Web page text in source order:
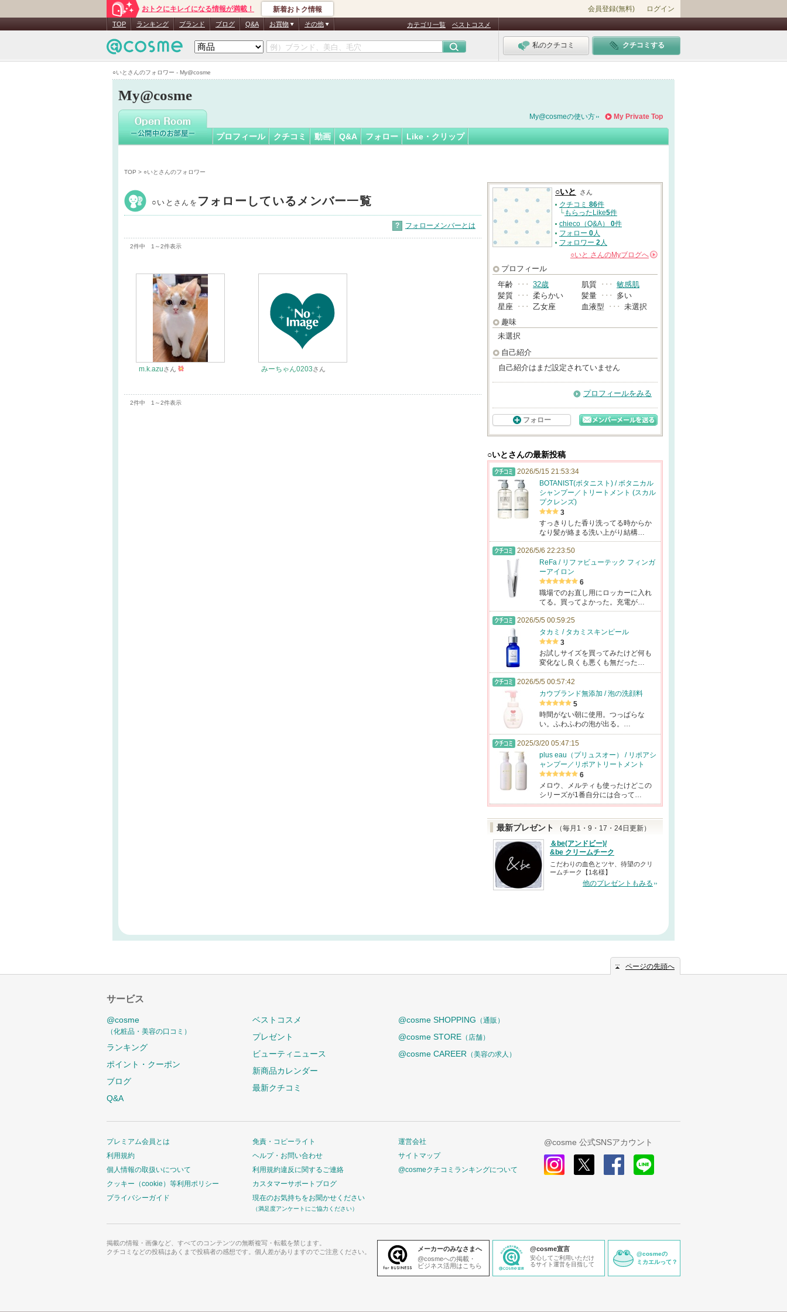
○いとさんのフォロワー - My@cosme
おトクにキレイになる情報が満載！ 新着おトク情報 会員登録(無料) ログイン
TOP ランキング ブランド ブログ Q&A お買物 その他 カテゴリ一覧 ベストコスメ
私のクチコミ クチコミする
My@cosme
○いとさん
My Private Top
My@cosmeの使い方
プロフィール クチコミ 動画 Q&A フォロー Like・クリップ
TOP > ○いとさんのフォロワー
○いと さんを フォローしているメンバー一覧
? フォローメンバーとは
2件中 1～2件表示
m.k.azuさん みーちゃん0203さん
2件中 1～2件表示
○いと さん
クチコミ 86件
└もらったLike5件
chieco（Q&A） 0件
フォロー 0人
フォロワー 2人
○いと さんのMyブログへ
プロフィール
年齢 ･･･ 32歳 肌質 ･･･ 敏感肌
髪質 ･･･ 柔らかい 髪量 ･･･
多い
星座 ･･･ 乙女座 血液型 ･･･ 未選択
趣味
未選択
自己紹介
自己紹介はまだ設定されていません
プロフィールをみる
フォロー
○いとさんの最新投稿
2026/5/15 21:53:34
BOTANIST(ボタニスト) / ボタニカル
シャンプー／トリートメント (スカル
プクレンズ)
3
すっきりした香り洗ってる時からか
なり髪が絡まる洗い上がり結構…
2026/5/6 22:23:50
ReFa / リファビューテック フィンガ
ーアイロン
6
職場でのお直し用にロッカーに入れ
てる。買ってよかった。充電が…
2026/5/5 00:59:25
タカミ / タカミスキンピール
3
お試しサイズを買ってみたけど何も
変化なし良くも悪くも無だった…
2026/5/5 00:57:42
カウブランド無添加 / 泡の洗顔料
5
時間がない朝に使用。つっぱらな
い。ふわふわの泡が出る。…
2025/3/20 05:47:15
plus eau（プリュスオー） / リポアシ
ャンプー／リポアトリートメント
6
メロウ、メルティも使ったけどこの
シリーズが1番自分には合って…
最新プレゼント
（毎月1・9・17・24日更新）
＆be(アンドビー)/
&be クリームチーク
こだわりの血色とツヤ、待望のクリ
ームチーク【1名様】
他のプレゼントもみる
ページの先頭へ
サービス
@cosme
（化粧品・美容の口コミ）
ランキング
ポイント・クーポン
ブログ
Q&A
ベストコスメ
プレゼント
ビューティニュース
新商品カレンダー
最新クチコミ
@cosme SHOPPING （通販）
@cosme STORE （店舗）
@cosme CAREER （美容の求人）
プレミアム会員とは
利用規約
個人情報の取扱いについて
クッキー（cookie）等利用ポリシー
プライバシーガイド
免責・コピーライト
ヘルプ・お問い合わせ
利用規約違反に関するご連絡
カスタマーサポートブログ
現在のお気持ちをお聞かせください
（満足度アンケートにご協力ください）
運営会社
サイトマップ
@cosmeクチコミランキングについて
@cosme 公式SNSアカウント
掲載の情報・画像など、すべてのコンテンツの無断複写・転載を禁じます。
クチコミなどの投稿はあくまで投稿者の感想です。個人差がありますのでご注意ください。
メーカーのみなさまへ
@cosmeへの掲載・
ビジネス活用はこちら
@cosme宣言
安心してご利用いただけ
るサイト運営を目指して
@cosmeの
ミカエルって？